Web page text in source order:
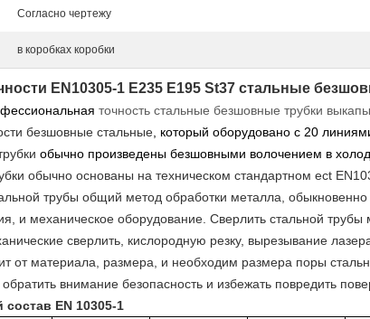
Согласно чертежу
в коробках коробки
EN10305-1 E235 E195 St37 стальные
точность стальные безшовные трубки
безшовные стальные , который оборудовано с 20
обычно произведены безшовными волочением в
обычно основаны на техническом стандартном ect
трубы общий метод обработки металла,
и механическое оборудование. Сверлить стальной трубы
сверлить, кислородную резку, вырезывание
от материала, размера, и необходим размера поры
внимание безопасность и избежать повредить
состав EN 10305-1